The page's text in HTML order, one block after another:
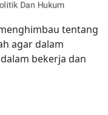
tentang
agar dalam
bekerja dan